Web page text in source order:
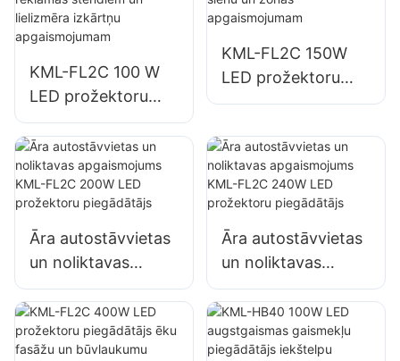
likvidēšanas vietu
apgaismojums
izkārtņu
KML-FL2C 100 W
LED prožektoru
piegādātājs āra
reklāmas stendiem
un lielizmēra
izkārtņu
KML-FL2C 150W
LED prožektoru
piegādātājs āra
apgaismojumam
Āra autostāvvietas
un noliktavas
apgaismojums
KML-FL2C 200W
LED prožektoru
Āra autostāvvietas
un noliktavas
apgaismojums
KML-FL2C 240W
LED prožektoru